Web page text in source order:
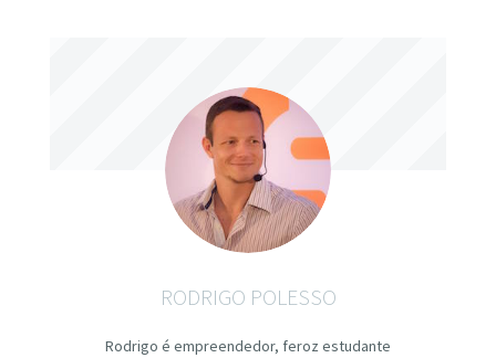
RODRIGO POLESSO
Rodrigo é empreendedor, feroz estudante